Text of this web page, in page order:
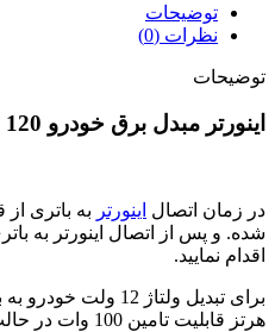
توضیحات
نظرات (0)
توضیحات
اینورتر مبدل برق خودرو 120 وات مدل گیره ای
در زمان اتصال اینورتر به باتری
شده. و پس از اتصال اینورتر به
اقدام نمایید.
هرتز قابلیت